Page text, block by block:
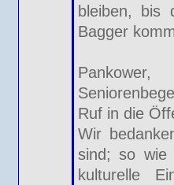
bleiben, bis
Bagger
Ruf in die
Wir
sind; so wie
kulturelle